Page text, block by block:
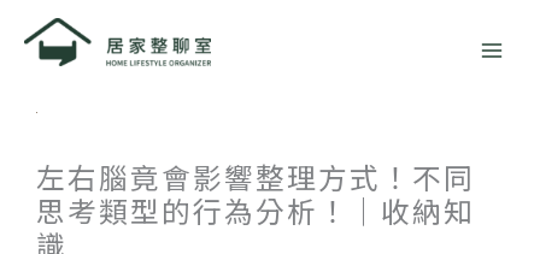
左右腦竟會影響整理方式！不同
思考類型的行為分析！｜收納知
識